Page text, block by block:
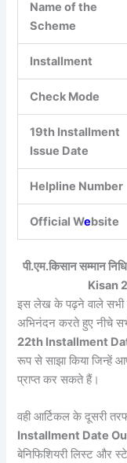
Name of the
Scheme
Installment
Check Mode
19th Installment
Issue Date
Helpline Number
Official Website
पी.एम.किसान सम्मान
Kisan
इस लेख के पढ़ने वाले सभी
अभिनंदन करते हुए नीचे
22th Installment
रूप से साझा किया जिन्हें
प्राप्त कर सकते हैं।
वही आर्टिकल के दूसरी
Installment Date
बेनिफिशियरी लिस्ट और